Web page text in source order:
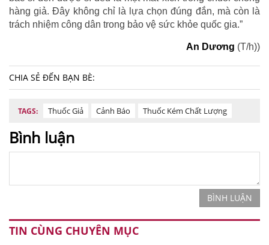
hàng giả. Đây không chỉ là lựa chọn đúng đắn, mà còn là
trách nhiệm công dân trong bảo vệ sức khỏe quốc gia.”
An Dương (T/h))
CHIA SẺ ĐẾN BẠN BÈ:
TAGS: Thuốc Giả Cảnh Báo Thuốc Kém Chất Lượng
Bình luận
BÌNH LUẬN
TIN CÙNG CHUYÊN MỤC